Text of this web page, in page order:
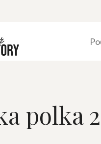
polka